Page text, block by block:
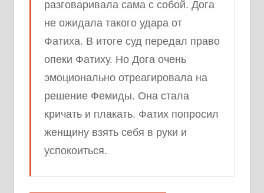
разговаривала сама с собой. Дога
не ожидала такого удара от
Фатиха. В итоге суд передал право
опеки Фатиху. Но Дога очень
эмоционально отреагировала на
решение Фемиды. Она стала
кричать и плакать. Фатих попросил
женщину взять себя в руки и
успокоиться.